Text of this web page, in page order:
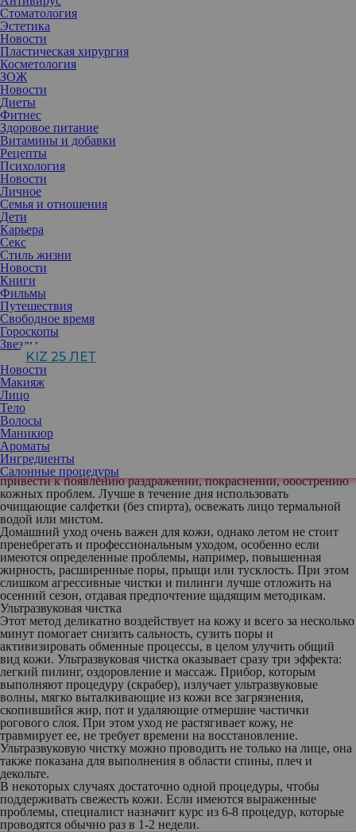
Стоматология
Эстетика
Новости
Пластическая хирургия
Косметология
ЗОЖ
Новости
Диеты
Фитнес
Здоровое питание
Витамины и добавки
Рецепты
Психология
Новости
Личное
Семья и отношения
Дети
Карьера
Секс
Стиль жизни
Новости
Книги
Фильмы
Путешествия
Свободное время
Гороскопы
Звезды
KIZ 25 ЛЕТ
Новости
Макияж
Лицо
Тело
Волосы
Маникюр
Ароматы
Ингредиенты
Салонные процедуры
Считается, что летом лучше максимально оставить кожу в покое.
Однако это не относится к очищению.
Летняя погода провоцирует сальные железы работать более
интенсивно. Излишки кожного жира смешиваются с потом,
притягивают к себе загрязнения с большей сильной, а также
забивают поры. В результате повышаются риски появления
воспалительных процессов, прыщей, угрей.
Очищать кожу летом, несмотря на то, используется ли
декоративная косметика или нет, обязательно следует не менее
двух раз в день. Но для этого достаточно использовать мягкие
очищающие средства, без агрессивных компонентов. В жаркую
погоду многим хочется умываться чаще и активнее, применять
скрабы и другие средства, чтобы тщательнее убрать все
загрязнения. Однако не стоит этим увлекаться. Агрессивные
компоненты и активное механическое очищение (трение) могут
лишь спровоцировать защитную реакцию кожи и усилить
выделение жира. Кроме того, микроповреждения в результате
таких процедур и ослабление защитного слоя кожи могут
привести к появлению раздражений, покраснений, обострению
кожных проблем. Лучше в течение дня использовать
очищающие салфетки (без спирта), освежать лицо термальной
водой или мистом.
Домашний уход очень важен для кожи, однако летом не стоит
пренебрегать и профессиональным уходом, особенно если
имеются определенные проблемы, например, повышенная
жирность, расширенные поры, прыщи или тусклость. При этом
слишком агрессивные чистки и пилинги лучше отложить на
осенний сезон, отдавая предпочтение щадящим методикам.
Ультразвуковая чистка
Этот метод деликатно воздействует на кожу и всего за несколько
минут помогает снизить сальность, сузить поры и
активизировать обменные процессы, в целом улучить общий
вид кожи. Ультразвуковая чистка оказывает сразу три эффекта:
легкий пилинг, оздоровление и массаж. Прибор, которым
выполняют процедуру (скрабер), излучает ультразвуковые
волны, мягко выталкивающие из кожи все загрязнения,
скопившийся жир, пот и удаляющие отмершие частички
рогового слоя. При этом уход не растягивает кожу, не
травмирует ее, не требует времени на восстановление.
Ультразвуковую чистку можно проводить не только на лице, она
также показана для выполнения в области спины, плеч и
декольте.
В некоторых случаях достаточно одной процедуры, чтобы
поддерживать свежесть кожи. Если имеются выраженные
проблемы, специалист назначит курс из 6-8 процедур, которые
проводятся обычно раз в 1-2 недели.